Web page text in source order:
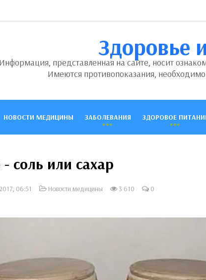
Здоровье
Информация, представленная на сайте, носит
Имеются противопоказания,
НОВОСТИ МЕДИЦИНЫ ЗАБОЛЕВАНИЯ ЗДОРОВОЕ
соль или сахар
06:51 Новости медицины 3 610 0